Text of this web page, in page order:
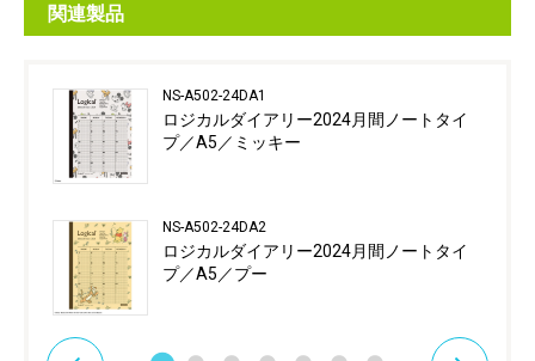
関連製品
NS-A502-24DA1
ロジカルダイアリー2024月間ノートタイ
プ／A5／ミッキー
NS-A502-24DA2
ロジカルダイアリー2024月間ノートタイ
プ／A5／プー